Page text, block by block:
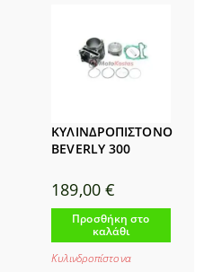
ΚΥΛΙΝΔΡΟΠΙΣΤΟΝΟ
BEVERLY 300
189,00 €
Προσθήκη στο
καλάθι
Κυλινδροπίστονα